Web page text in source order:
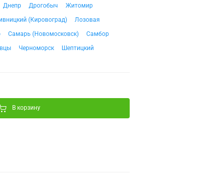
Днепр Дрогобыч
Житомир
(Кировоград)
Лозовая
Самарь (Новомосковск)
Самбор
Черноморск Шептицкий
В корзину